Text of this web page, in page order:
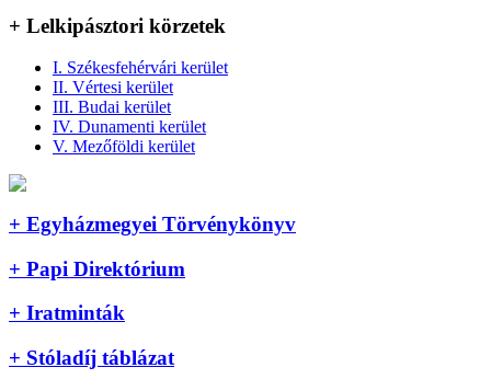
+ Lelkipásztori körzetek
I. Székesfehérvári kerület
II. Vértesi kerület
III. Budai kerület
IV. Dunamenti kerület
V. Mezőföldi kerület
+ Egyházmegyei Törvénykönyv
+ Papi Direktórium
+ Iratminták
+ Stóladíj táblázat